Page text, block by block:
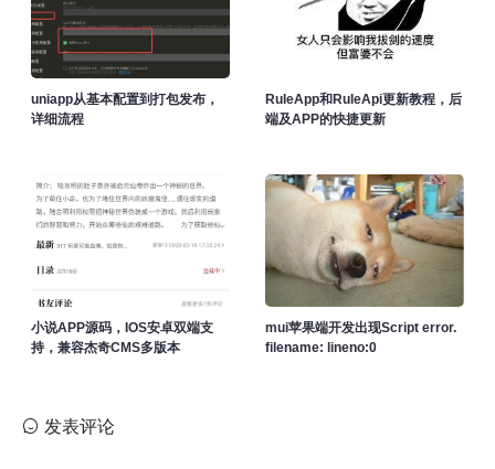
uniapp从基本配置到打包发布，
详细流程
RuleApp和RuleApi更新教程，后
端及APP的快捷更新
小说APP源码，IOS安卓双端支
持，兼容杰奇CMS多版本
mui苹果端开发出现Script error.
filename: lineno:0
发表评论